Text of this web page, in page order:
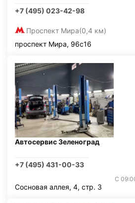
+7 (495) 023-42-98
Проспект Мира(0,4 км)
проспект Мира, 96с16
Автосервис Зеленоград
+7 (495) 431-00-33
С
Сосновая аллея, 4, стр. 3